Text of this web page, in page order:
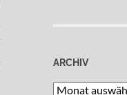
ARCHIV
Archiv